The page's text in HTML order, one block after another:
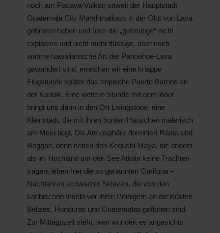
noch am Pacaya-Vulkan unweit der Hauptstadt
Guatemala City Marshmallows in der Glut von Lava
gebraten haben und über die „gutmütige“ nicht
explosive und nicht mehr flüssige, aber noch
warme hawaiianische Art der Pahoehoe-Lava
gewandert sind, erreichen wir eine knappe
Flugstunde später das tropische Puerto Barrios an
der Karibik. Eine weitere Stunde mit dem Boot
bringt uns dann in den Ort Livingstone, eine
Kleinstadt, die mit ihren bunten Häuschen malerisch
am Meer liegt. Die Atmosphäre dominiert Rasta und
Reggae, denn neben den Kequchi-Maya, die anders
als im Hochland um den See Atitlán keine Trachten
tragen, leben hier die so genannten Garifuna –
Nachfahren schwarzer Sklaven, die von den
karibischen Inseln vor ihren Peinigern an die Küsten
Belizes, Honduras und Guatemalas geflohen sind.
Zur Mittagszeit steht, wen wundert es angesichts